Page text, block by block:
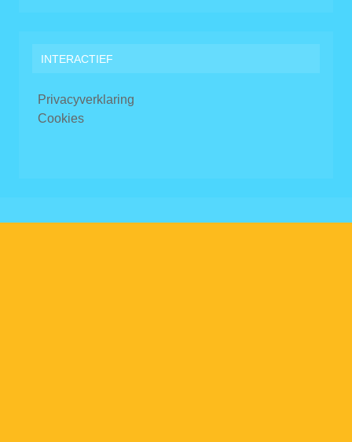
INTERACTIEF
Privacyverklaring
Cookies